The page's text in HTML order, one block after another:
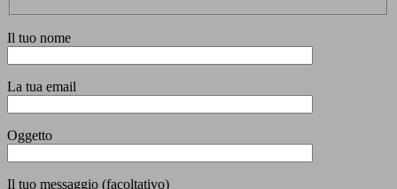
Il tuo nome
La tua email
Oggetto
Il tuo messaggio (facoltativo)